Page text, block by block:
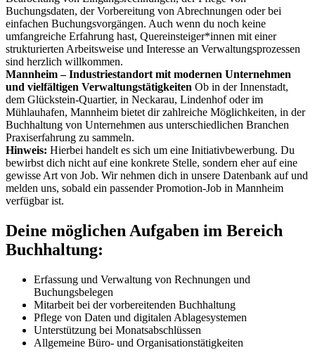
Buchungsdaten, der Vorbereitung von Abrechnungen oder bei
einfachen Buchungsvorgängen. Auch wenn du noch keine
umfangreiche Erfahrung hast, Quereinsteiger*innen mit einer
strukturierten Arbeitsweise und Interesse an Verwaltungsprozessen
sind herzlich willkommen.
Mannheim – Industriestandort mit modernen Unternehmen
und vielfältigen Verwaltungstätigkeiten Ob in der Innenstadt,
dem Glückstein-Quartier, in Neckarau, Lindenhof oder im
Mühlauhafen, Mannheim bietet dir zahlreiche Möglichkeiten, in der
Buchhaltung von Unternehmen aus unterschiedlichen Branchen
Praxiserfahrung zu sammeln.
Hinweis: Hierbei handelt es sich um eine Initiativbewerbung. Du
bewirbst dich nicht auf eine konkrete Stelle, sondern eher auf eine
gewisse Art von Job. Wir nehmen dich in unsere Datenbank auf und
melden uns, sobald ein passender Promotion-Job in Mannheim
verfügbar ist.
Deine möglichen Aufgaben im Bereich
Buchhaltung:
Erfassung und Verwaltung von Rechnungen und
Buchungsbelegen
Mitarbeit bei der vorbereitenden Buchhaltung
Pflege von Daten und digitalen Ablagesystemen
Unterstützung bei Monatsabschlüssen
Allgemeine Büro- und Organisationstätigkeiten